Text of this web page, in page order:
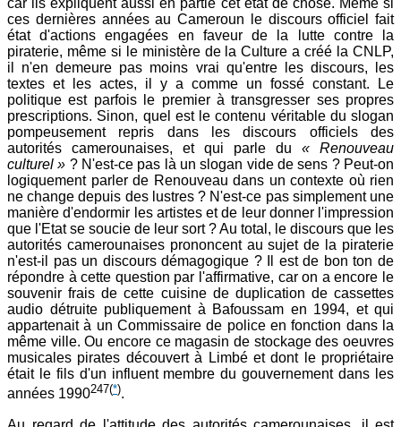
car ils expliquent aussi en partie cet état de chose. Même si
ces dernières années au Cameroun le discours officiel fait
état d'actions engagées en faveur de la lutte contre la
piraterie, même si le ministère de la Culture a créé la CNLP,
il n'en demeure pas moins vrai qu'entre les discours, les
textes et les actes, il y a comme un fossé constant. Le
politique est parfois le premier à transgresser ses propres
prescriptions. Sinon, quel est le contenu véritable du slogan
pompeusement repris dans les discours officiels des
autorités camerounaises, et qui parle du « Renouveau
culturel » ? N'est-ce pas là un slogan vide de sens ? Peut-on
logiquement parler de Renouveau dans un contexte où rien
ne change depuis des lustres ? N'est-ce pas simplement une
manière d'endormir les artistes et de leur donner l'impression
que l'Etat se soucie de leur sort ? Au total, le discours que les
autorités camerounaises prononcent au sujet de la piraterie
n'est-il pas un discours démagogique ? Il est de bon ton de
répondre à cette question par l'affirmative, car on a encore le
souvenir frais de cette cuisine de duplication de cassettes
audio détruite publiquement à Bafoussam en 1994, et qui
appartenait à un Commissaire de police en fonction dans la
même ville. Ou encore ce magasin de stockage des oeuvres
musicales pirates découvert à Limbé et dont le propriétaire
était le fils d'un influent membre du gouvernement dans les
années 1990247(*).